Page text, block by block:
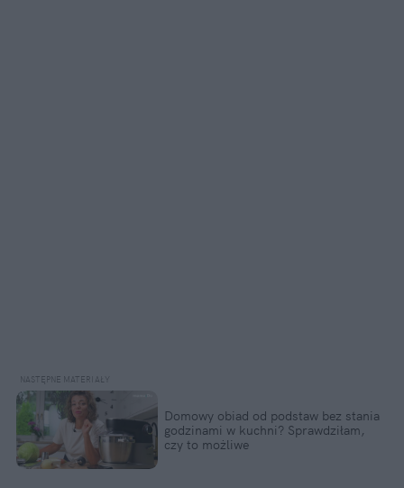
Domowy obiad od podstaw bez stania
godzinami w kuchni? Sprawdziłam,
czy to możliwe